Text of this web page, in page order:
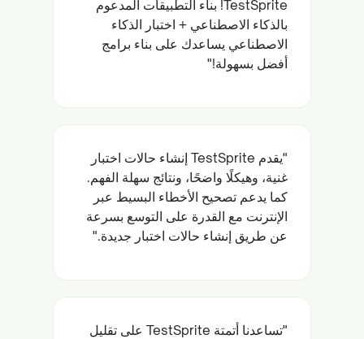
TestSprite! بناء التطبيقات المدعوم
بالذكاء الاصطناعي + اختبار الذكاء
الاصطناعي يساعدك على بناء برامج
أفضل بسهولة!"
"يقدم TestSprite إنشاء حالات اختبار
غنية، وهيكلًا واضحًا، ونتائج سهلة الفهم.
كما يدعم تصحيح الأخطاء البسيط عبر
الإنترنت مع القدرة على التوسع بسرعة
عن طريق إنشاء حالات اختبار جديدة."
"تساعدنا أتمتة TestSprite على تقليل